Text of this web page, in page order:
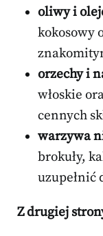
oliwy i
kokosowy
orzechy i
włoskie
cennych
warzywa
brokuły,
uzupełnić
Z drugiej